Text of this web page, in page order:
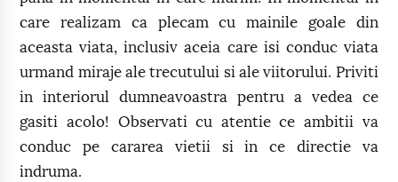
care realizam ca plecam cu mainile goale din
aceasta viata, inclusiv aceia care isi conduc viata
urmand miraje ale trecutului si ale viitorului. Priviti
in interiorul dumneavoastra pentru a vedea ce
gasiti acolo! Observati cu atentie ce ambitii va
conduc pe cararea vietii si in ce directie va
indruma.